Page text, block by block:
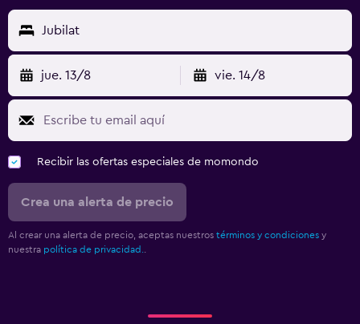
Jubilat
jue. 13/8 vie. 14/8
Recibir las ofertas especiales de momondo
Crea una alerta de precio
Al crear una alerta de precio, aceptas nuestros términos y condiciones y
nuestra política de privacidad.